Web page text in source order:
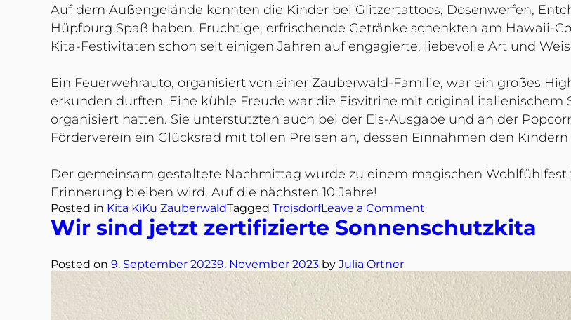
Auf dem Außengelände konnten die Kinder bei Glitzertattoos, Dosenwerfen,
Hüpfburg Spaß haben. Fruchtige, erfrischende Getränke schenkten am Hawaii-
Kita-Festivitäten schon seit einigen Jahren auf engagierte, liebevolle Art und
Ein Feuerwehrauto, organisiert von einer Zauberwald-Familie, war ein großes
erkunden durften. Eine kühle Freude war die Eisvitrine mit original italienischem
organisiert hatten. Sie unterstützten auch bei der Eis-Ausgabe und an der
Förderverein ein Glücksrad mit tollen Preisen an, dessen Einnahmen den
Der gemeinsam gestaltete Nachmittag wurde zu einem magischen
Erinnerung bleiben wird. Auf die nächsten 10 Jahre!
Posted in Kita KiKu ZauberwaldTagged TroisdorfLeave a Comment
Wir sind jetzt zertifizierte Sonnenschutzkita
Posted on 9. September 20239. November 2023 by Julia Ortner